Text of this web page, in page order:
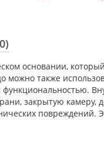
основании,
можно также
закрытую камеру,